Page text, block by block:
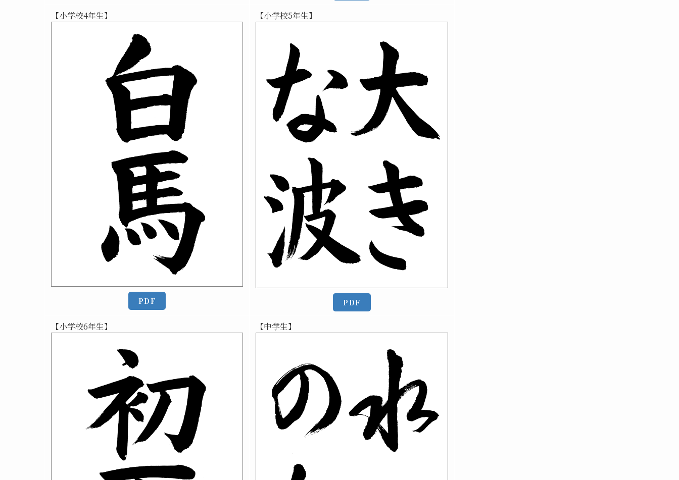
【小学校4年生】
PDF
【小学校5年生】
PDF
【小学校6年生】 【中学生】